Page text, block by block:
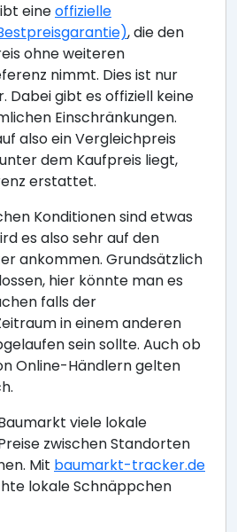
eineoffizielle
, die den
ohne weiteren
nimmt. Dies ist nur
Dabei gibt es offiziell keine
Einschränkungen.
also ein Vergleichpreis
dem Kaufpreis liegt,
erstattet.
Konditionen sind etwas
es also sehr auf den
ankommen. Grundsätzlich
hier könnte man es
falls der
in einem anderen
sein sollte. Auch ob
Online-Händlern gelten
viele lokale
zwischen Standorten
Mit baumarkt-tracker.de
lokale Schnäppchen